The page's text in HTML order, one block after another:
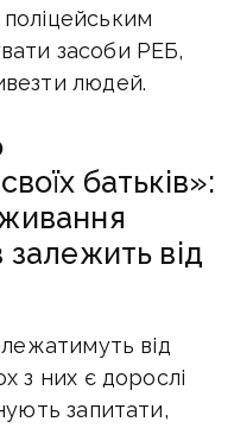
засоби РЕБ,
людей.
батьків»:
залежить від
від
з них є дорослі
запитати,